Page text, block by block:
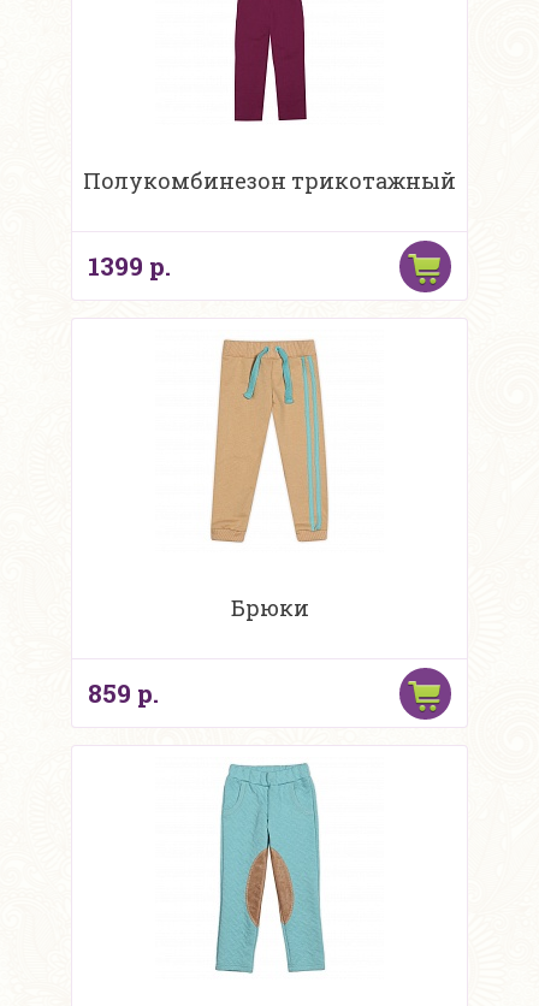
Полукомбинезон трикотажный
1399 р.
Брюки
859 р.